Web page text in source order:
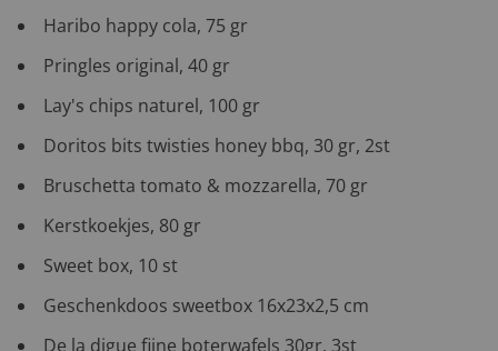
Haribo happy cola, 75 gr
Pringles original, 40 gr
Lay's chips naturel, 100 gr
Doritos bits twisties honey bbq, 30 gr, 2st
Bruschetta tomato & mozzarella, 70 gr
Kerstkoekjes, 80 gr
Sweet box, 10 st
Geschenkdoos sweetbox 16x23x2,5 cm
De la digue fijne boterwafels 30gr, 3st